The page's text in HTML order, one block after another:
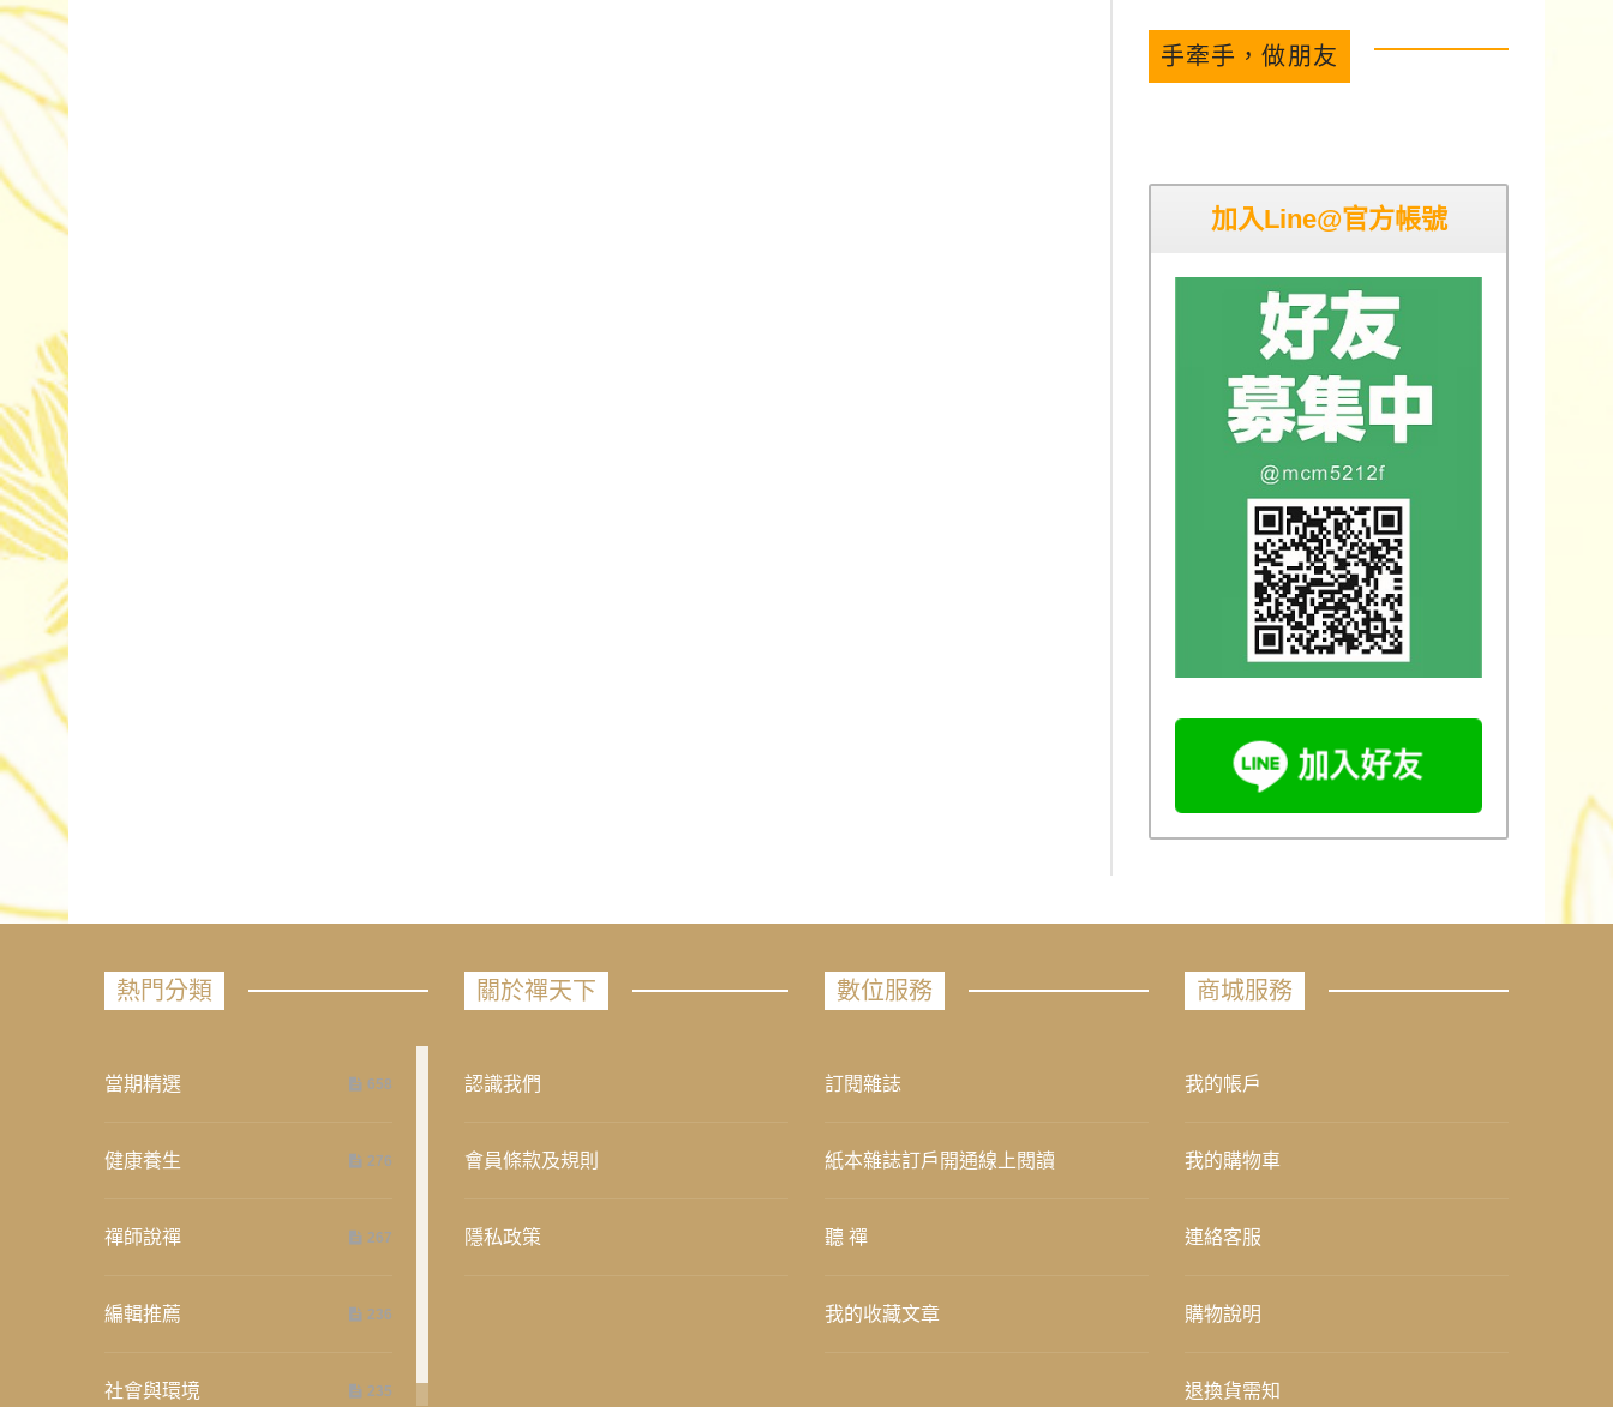
手牽手，做朋友
加入Line@官方帳號
熱門分類
當期精選 658
健康養生 276
禪師說禪 267
編輯推薦 236
社會與環境 235
關於禪天下
認識我們
會員條款及規則
隱私政策
數位服務
訂閱雜誌
紙本雜誌訂戶開通線上閱讀
聽 禪
我的收藏文章
商城服務
我的帳戶
我的購物車
連絡客服
購物說明
退換貨需知